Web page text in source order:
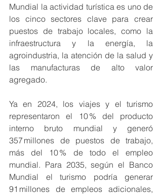
Mundial la actividad turística es uno de
los cinco sectores clave para crear
puestos de trabajo locales, como la
infraestructura y la energía, la
agroindustria, la atención de la salud y
las manufacturas de alto valor
agregado.
Ya en 2024, los viajes y el turismo
representaron el 10 % del producto
interno bruto mundial y generó
357 millones de puestos de trabajo,
más del 10 % de todo el empleo
mundial. Para 2035, según el Banco
Mundial el turismo podría generar
91 millones de empleos adicionales,